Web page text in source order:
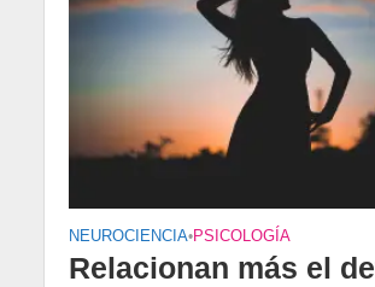
NEUROCIENCIA•PSICOLOGÍA
Relacionan más el